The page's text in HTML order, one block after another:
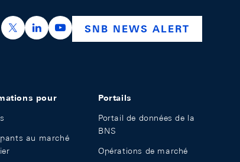
https://x.com/snb_bns
https://ch.linkedin.com/company/swiss-
https://www.youtube.com/
SNB NEWS ALERT
pour
au marché
Portails
Portail de données de la
BNS
Opérations de marché